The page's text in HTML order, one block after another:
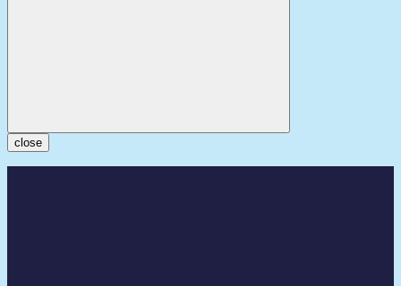
close